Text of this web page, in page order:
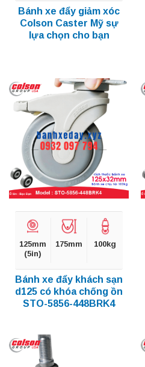
Bánh xe đẩy giảm xóc
Colson Caster Mỹ sự
lựa chọn cho bạn
125mm
(5in)
175mm 100kg
Bánh xe đẩy khách sạn
d125 có khóa chống ồn
STO-5856-448BRK4